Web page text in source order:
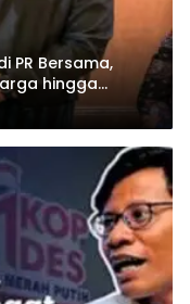
PR Bersama,
hingga